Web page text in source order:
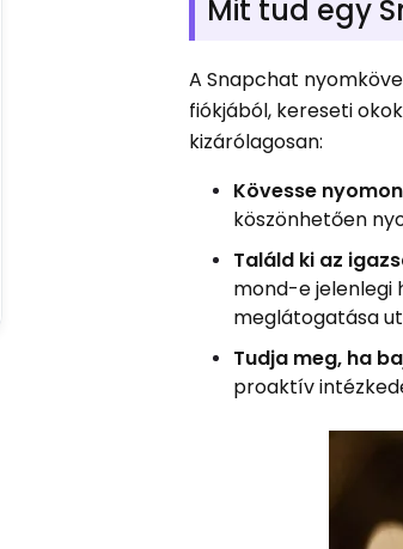
Mit tud egy
A Snapchat
fiókjából, kereseti
kizárólagosan:
Kövesse
köszönhetően
Találd ki az
mond-e jelenlegi
meglátogatása
Tudja meg, ha
proaktív